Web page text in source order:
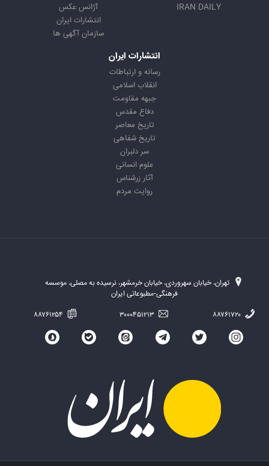
IRAN DAILY
آژانس عکس
انتشارات ایران
سازمان آگهی ها
انتشارات ایران
رسانه و ارتباطات
انقلاب اسلامی
جبهه مقاومت
دفاع مقدس
تاریخ معاصر
تاریخ شفاهی
سر دلبران
علوم انسانی
آثار زرشناس
روایت مردم
تهران، خیابان سهروردی، خیابان خرمشهر، نرسیده به مصلی، موسسه
فرهنگی-مطبوعاتی ایران